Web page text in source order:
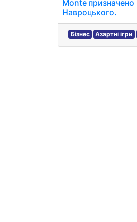
Monte призначено
Навроцького.
Бізнес Азартні ігри